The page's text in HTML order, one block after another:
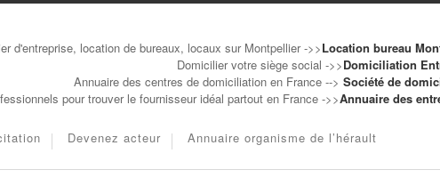
d'entreprise, location de bureaux, locaux sur Montpellier ->>Location bureau
Domicilier votre siège social ->>Domiciliation
Annuaire des centres de domiciliation en France --> Société de
pour trouver le fournisseur idéal partout en France ->>Annuaire des
Devenez acteur Annuaire organisme de l’hérault